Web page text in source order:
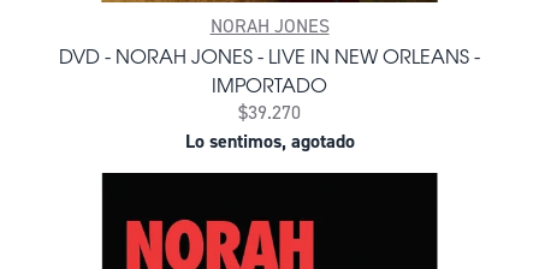
NORAH JONES
DVD - NORAH JONES - LIVE IN NEW ORLEANS -
IMPORTADO
$39.270
Lo sentimos, agotado